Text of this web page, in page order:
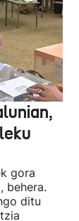
gora
behera.
ditu